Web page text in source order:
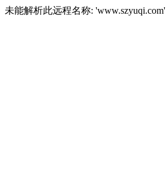
未能解析此远程名称: 'www.szyuqi.com'